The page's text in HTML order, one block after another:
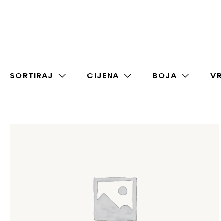
SORTIRAJ CIJENA BOJA